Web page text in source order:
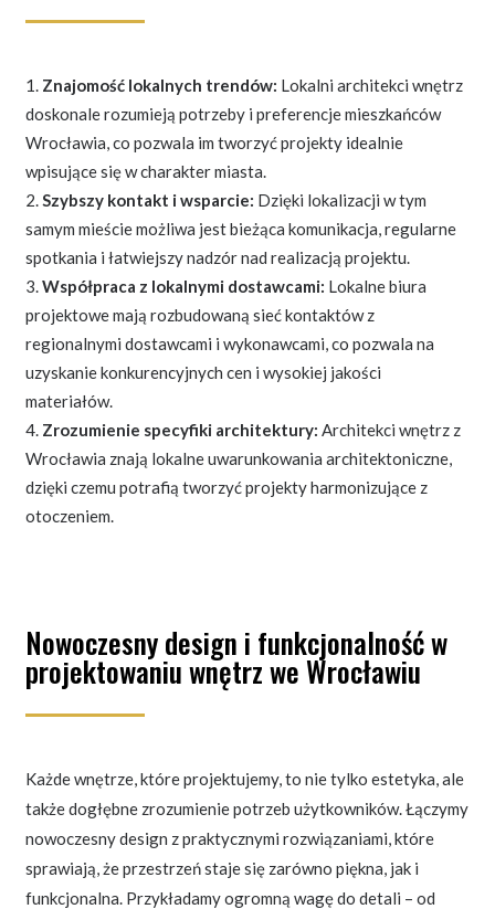
Znajomość lokalnych trendów: Lokalni architekci wnętrz
doskonale rozumieją potrzeby i preferencje mieszkańców
Wrocławia, co pozwala im tworzyć projekty idealnie
wpisujące się w charakter miasta.
Szybszy kontakt i wsparcie: Dzięki lokalizacji w tym
samym mieście możliwa jest bieżąca komunikacja, regularne
spotkania i łatwiejszy nadzór nad realizacją projektu.
Współpraca z lokalnymi dostawcami: Lokalne biura
projektowe mają rozbudowaną sieć kontaktów z
regionalnymi dostawcami i wykonawcami, co pozwala na
uzyskanie konkurencyjnych cen i wysokiej jakości
materiałów.
Zrozumienie specyfiki architektury: Architekci wnętrz z
Wrocławia znają lokalne uwarunkowania architektoniczne,
dzięki czemu potrafią tworzyć projekty harmonizujące z
otoczeniem.
Nowoczesny design i funkcjonalność w
projektowaniu wnętrz we Wrocławiu
Każde wnętrze, które projektujemy, to nie tylko estetyka, ale
także dogłębne zrozumienie potrzeb użytkowników. Łączymy
nowoczesny design z praktycznymi rozwiązaniami, które
sprawiają, że przestrzeń staje się zarówno piękna, jak i
funkcjonalna. Przykładamy ogromną wagę do detali – od